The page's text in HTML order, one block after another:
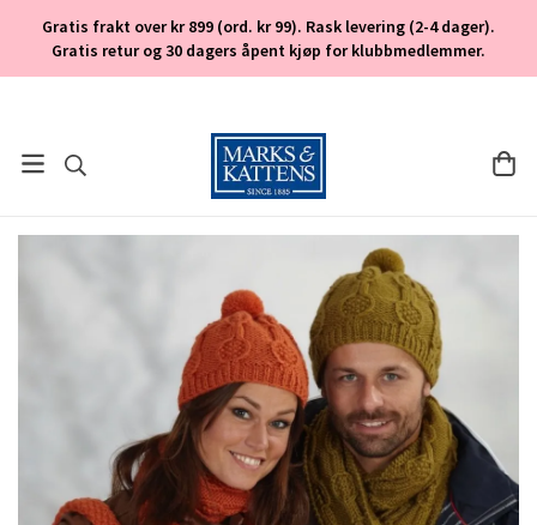
Gratis frakt over kr 899 (ord. kr 99). Rask levering (2-4 dager).
Gratis retur og 30 dagers åpent kjøp for klubbmedlemmer.